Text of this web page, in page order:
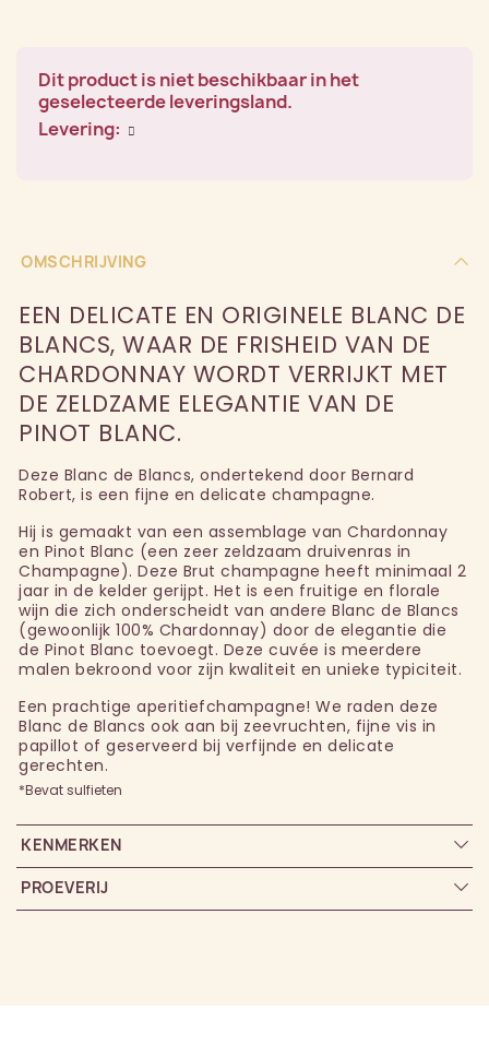
Dit product is niet beschikbaar in het
geselecteerde leveringsland.
Levering:
OMSCHRIJVING
EEN DELICATE EN ORIGINELE BLANC DE
BLANCS, WAAR DE FRISHEID VAN DE
CHARDONNAY WORDT VERRIJKT MET
DE ZELDZAME ELEGANTIE VAN DE
PINOT BLANC.
Deze Blanc de Blancs, ondertekend door Bernard
Robert, is een fijne en delicate champagne.
Hij is gemaakt van een assemblage van Chardonnay
en Pinot Blanc (een zeer zeldzaam druivenras in
Champagne). Deze Brut champagne heeft minimaal 2
jaar in de kelder gerijpt. Het is een fruitige en florale
wijn die zich onderscheidt van andere Blanc de Blancs
(gewoonlijk 100% Chardonnay) door de elegantie die
de Pinot Blanc toevoegt. Deze cuvée is meerdere
malen bekroond voor zijn kwaliteit en unieke typiciteit.
Een prachtige aperitiefchampagne! We raden deze
Blanc de Blancs ook aan bij zeevruchten, fijne vis in
papillot of geserveerd bij verfijnde en delicate
gerechten.
*Bevat sulfieten
KENMERKEN
PROEVERIJ